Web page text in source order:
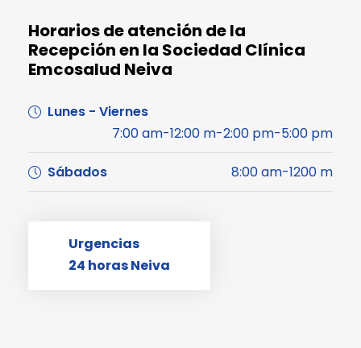
Horarios de atención de la
Recepción en la Sociedad Clínica
Emcosalud Neiva
Lunes - Viernes
7:00 am-12:00 m-2:00 pm-5:00 pm
Sábados 8:00 am-1200 m
Urgencias
24 horas Neiva